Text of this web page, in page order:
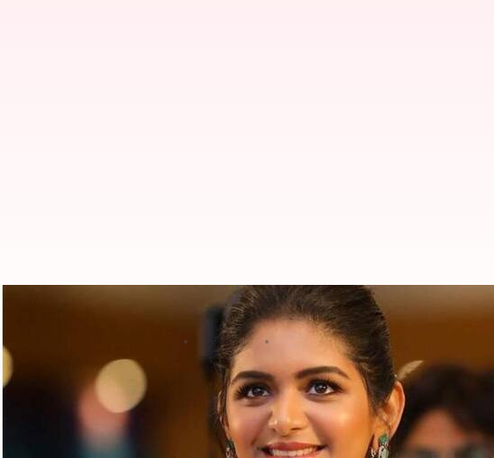
அதிதி ஷங்கரின் அடுத்த
Mar 20, 2023
செய்தி முன்னோட்டம்
இயக்குனர் ஷங்கரின் மகள்அதிதி ஷங்கர்,
அறிந்திருப்பீர்கள்.